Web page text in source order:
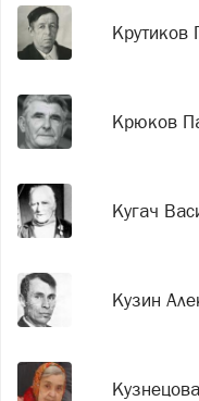
Крутиков
Крюков
Кугач
Кузин